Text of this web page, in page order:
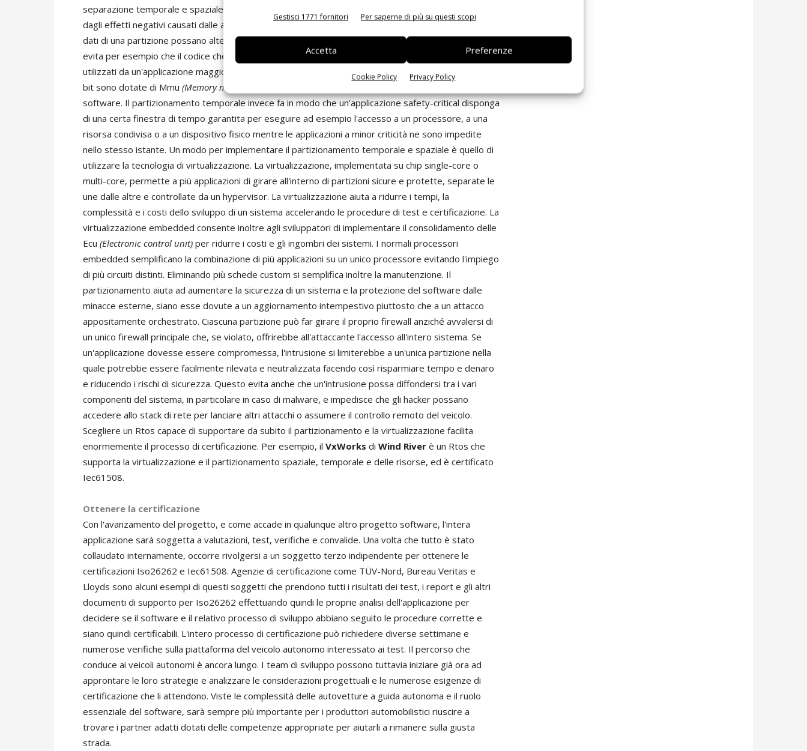
Gestisci 1771 fornitori Per saperne di più su questi scopi
Accetta Preferenze
Cookie Policy Privacy Policy
separazione temporale e spaziale delle varie funzioni per proteggere le applicazioni safety-critical
dagli effetti negativi causati dalle applicazioni non critiche. Il partizionamento spaziale impedisce che i
dati di una partizione possano alterare i dati o il codice di programma di un'altra partizione. Questo
evita per esempio che il codice che gira nella partizione 1 possa accedere ai dispositivi di output
utilizzati da un'applicazione maggiormente critica residente nella partizione 2. Le attuali Cpu a 32 e 64
bit sono dotate di Mmu (Memory management unit)
software. Il partizionamento temporale invece fa in modo che un'applicazione safety-critical disponga
di una certa finestra di tempo garantita per eseguire ad esempio l'accesso a un processore, a una
risorsa condivisa o a un dispositivo fisico mentre le applicazioni a minor criticità ne sono impedite
nello stesso istante. Un modo per implementare il partizionamento temporale e spaziale è quello di
utilizzare la tecnologia di virtualizzazione. La virtualizzazione, implementata su chip single-core o
multi-core, permette a più applicazioni di girare all'interno di partizioni sicure e protette, separate le
une dalle altre e controllate da un hypervisor. La virtualizzazione aiuta a ridurre i tempi, la
complessità e i costi dello sviluppo di un sistema accelerando le procedure di test e certificazione. La
virtualizzazione embedded consente inoltre agli sviluppatori di implementare il consolidamento delle
Ecu (Electronic control unit) per ridurre i costi e gli ingombri dei sistemi. I normali processori
embedded semplificano la combinazione di più applicazioni su un unico processore evitando l'impiego
di più circuiti distinti. Eliminando più schede custom si semplifica inoltre la manutenzione. Il
partizionamento aiuta ad aumentare la sicurezza di un sistema e la protezione del software dalle
minacce esterne, siano esse dovute a un aggiornamento intempestivo piuttosto che a un attacco
appositamente orchestrato. Ciascuna partizione può far girare il proprio firewall anziché avvalersi di
un unico firewall principale che, se violato, offrirebbe all'attaccante l'accesso all'intero sistema. Se
un'applicazione dovesse essere compromessa, l'intrusione si limiterebbe a un'unica partizione nella
quale potrebbe essere facilmente rilevata e neutralizzata facendo così risparmiare tempo e denaro
e riducendo i rischi di sicurezza. Questo evita anche che un'intrusione possa diffondersi tra i vari
componenti del sistema, in particolare in caso di malware, e impedisce che gli hacker possano
accedere allo stack di rete per lanciare altri attacchi o assumere il controllo remoto del veicolo.
Scegliere un Rtos capace di supportare da subito il partizionamento e la virtualizzazione facilita
enormemente il processo di certificazione. Per esempio, il VxWorks di Wind River è un Rtos che
supporta la virtualizzazione e il partizionamento spaziale, temporale e delle risorse, ed è certificato
Iec61508.
Ottenere la certificazione
Con l'avanzamento del progetto, e come accade in qualunque altro progetto software, l'intera
applicazione sarà soggetta a valutazioni, test, verifiche e convalide. Una volta che tutto è stato
collaudato internamente, occorre rivolgersi a un soggetto terzo indipendente per ottenere le
certificazioni Iso26262 e Iec61508. Agenzie di certificazione come TÜV-Nord, Bureau Veritas e
Lloyds sono alcuni esempi di questi soggetti che prendono tutti i risultati dei test, i report e gli altri
documenti di supporto per Iso26262 effettuando quindi le proprie analisi dell'applicazione per
decidere se il software e il relativo processo di sviluppo abbiano seguito le procedure corrette e
siano quindi certificabili. L'intero processo di certificazione può richiedere diverse settimane e
numerose verifiche sulla piattaforma del veicolo autonomo interessato ai test. Il percorso che
conduce ai veicoli autonomi è ancora lungo. I team di sviluppo possono tuttavia iniziare già ora ad
approntare le loro strategie e analizzare le considerazioni progettuali e le numerose esigenze di
certificazione che li attendono. Viste le complessità delle autovetture a guida autonoma e il ruolo
essenziale del software, sarà sempre più importante per i produttori automobilistici riuscire a
trovare i partner adatti dotati delle competenze appropriate per aiutarli a rimanere sulla giusta
strada.